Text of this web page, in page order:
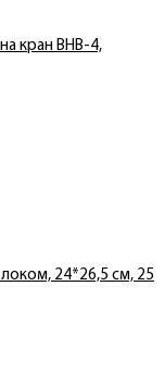
кран BHB-4,
24*26,5 см, 25